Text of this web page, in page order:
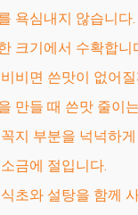
를 욕심내지 않습니다.
한 크기에서 수확합니
비비면 쓴맛이 없어
을 만들 때 쓴맛 줄이
꼭지 부분을 넉넉하
소금에 절입니다.
식초와 설탕을 함께